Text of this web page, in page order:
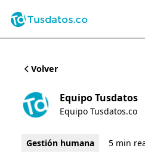
Volver
Equipo Tusdatos
Equipo Tusdatos.co
Gestión humana 5 min